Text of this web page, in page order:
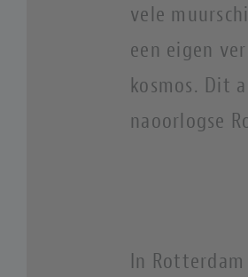
vele
een eigen
kosmos. Dit
naoorlogse
In